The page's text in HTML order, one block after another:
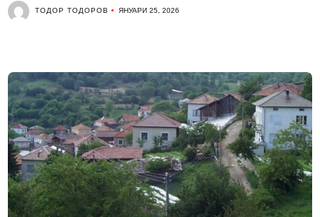
ТОДОР ТОДОРОВ ЯНУАРИ 25, 2026